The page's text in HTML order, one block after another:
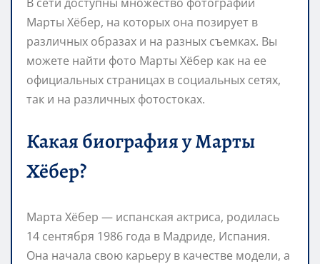
Марты Хёбер, на которых она позирует в
различных образах и на разных съемках. Вы
можете найти фото Марты Хёбер как на ее
официальных страницах в социальных сетях,
так и на различных фотостоках.
Какая биография у Марты
Хёбер?
Марта Хёбер — испанская актриса, родилась
14 сентября 1986 года в Мадриде, Испания.
Она начала свою карьеру в качестве модели, а